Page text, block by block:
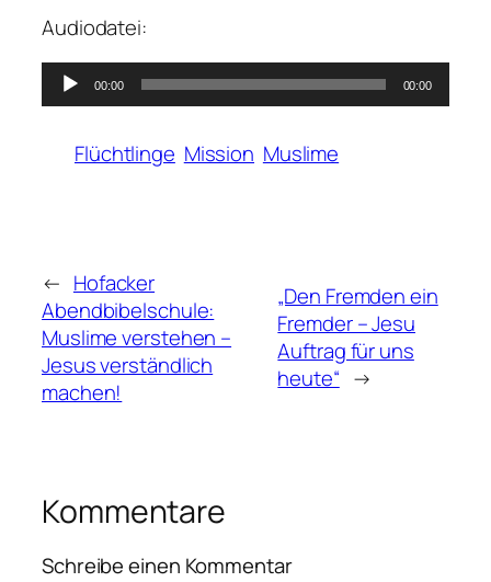
Audiodatei:
Audio-
Player
00:00 00:00
Flüchtlinge Mission Muslime
← Hofacker
Abendbibelschule:
Muslime verstehen –
Jesus verständlich
machen!
„Den Fremden ein
Fremder – Jesu
Auftrag für uns
heute“ →
Kommentare
Schreibe einen Kommentar